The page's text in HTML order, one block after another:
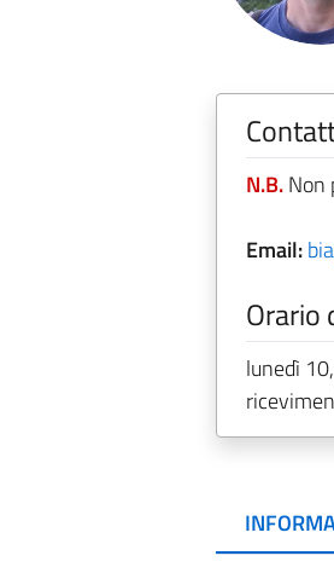
N.B.Non
Email:
Orario
lunedì